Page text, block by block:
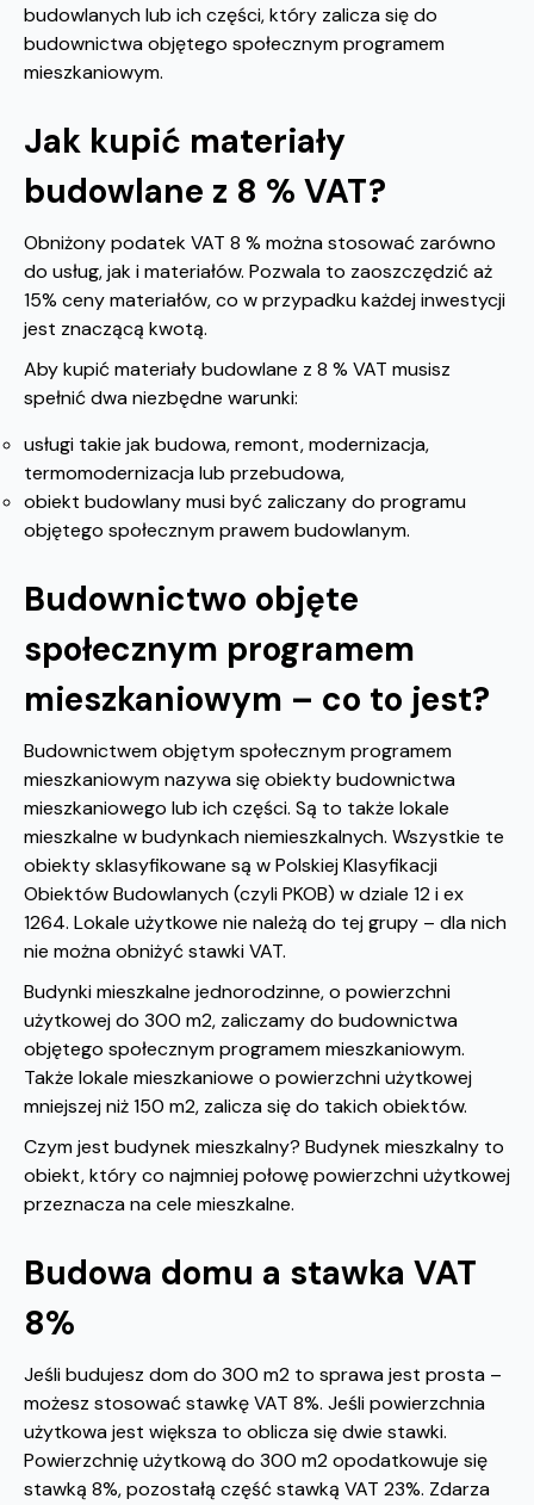
budowlanych lub ich części, który zalicza się do
budownictwa objętego społecznym programem
mieszkaniowym.
Jak kupić materiały
budowlane z 8 % VAT?
Obniżony podatek VAT 8 % można stosować zarówno
do usług, jak i materiałów. Pozwala to zaoszczędzić aż
15% ceny materiałów, co w przypadku każdej inwestycji
jest znaczącą kwotą.
Aby kupić materiały budowlane z 8 % VAT musisz
spełnić dwa niezbędne warunki:
usługi takie jak budowa, remont, modernizacja,
termomodernizacja lub przebudowa,
obiekt budowlany musi być zaliczany do programu
objętego społecznym prawem budowlanym.
Budownictwo objęte
społecznym programem
mieszkaniowym – co to jest?
Budownictwem objętym społecznym programem
mieszkaniowym nazywa się obiekty budownictwa
mieszkaniowego lub ich części. Są to także lokale
mieszkalne w budynkach niemieszkalnych. Wszystkie te
obiekty sklasyfikowane są w Polskiej Klasyfikacji
Obiektów Budowlanych (czyli PKOB) w dziale 12 i ex
1264. Lokale użytkowe nie należą do tej grupy – dla nich
nie można obniżyć stawki VAT.
Budynki mieszkalne jednorodzinne, o powierzchni
użytkowej do 300 m2, zaliczamy do budownictwa
objętego społecznym programem mieszkaniowym.
Także lokale mieszkaniowe o powierzchni użytkowej
mniejszej niż 150 m2, zalicza się do takich obiektów.
Czym jest budynek mieszkalny? Budynek mieszkalny to
obiekt, który co najmniej połowę powierzchni użytkowej
przeznacza na cele mieszkalne.
Budowa domu a stawka VAT
8%
Jeśli budujesz dom do 300 m2 to sprawa jest prosta –
możesz stosować stawkę VAT 8%. Jeśli powierzchnia
użytkowa jest większa to oblicza się dwie stawki.
Powierzchnię użytkową do 300 m2 opodatkowuje się
stawką 8%, pozostałą część stawką VAT 23%. Zdarza